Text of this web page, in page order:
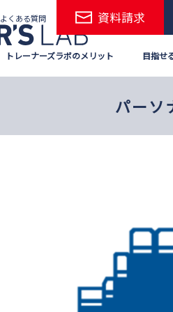
よくある質問 資料請求
トレーナーズラボのメリット 目指せ
パーソ